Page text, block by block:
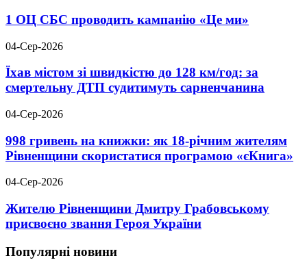
1 ОЦ СБС проводить кампанію «Це ми»
04-Сер-2026
Їхав містом зі швидкістю до 128 км/год: за
смертельну ДТП судитимуть сарненчанина
04-Сер-2026
998 гривень на книжки: як 18-річним жителям
Рівненщини скористатися програмою «єКнига»
04-Сер-2026
Жителю Рівненщини Дмитру Грабовському
присвоєно звання Героя України
Популярні новини